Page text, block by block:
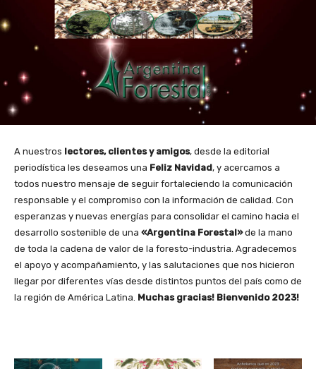
A nuestros lectores, clientes y amigos, desde la editorial
periodística les deseamos una Feliz Navidad, y acercamos a
todos nuestro mensaje de seguir fortaleciendo la comunicación
responsable y el compromiso con la información de calidad. Con
esperanzas y nuevas energías para consolidar el camino hacia el
desarrollo sostenible de una «Argentina Forestal»de la mano
de toda la cadena de valor de la foresto-industria. Agradecemos
el apoyo y acompañamiento, y las salutaciones que nos hicieron
llegar por diferentes vías desde distintos puntos del país como de
la región de América Latina. Muchas gracias! Bienvenido 2023!